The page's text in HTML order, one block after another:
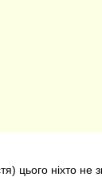
ніхто не